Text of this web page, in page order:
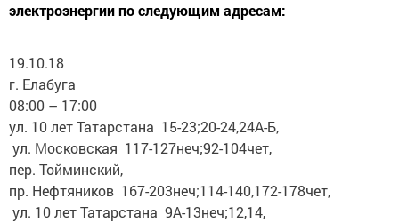
электроэнергии по следующим адресам:
19.10.18
г. Елабуга
08:00 – 17:00
ул. 10 лет Татарстана 15-23;20-24,24А-Б,
ул. Московская 117-127неч;92-104чет,
пер. Тойминский,
пр. Нефтяников 167-203неч;114-140,172-178чет,
ул. 10 лет Татарстана 9А-13неч;12,14,